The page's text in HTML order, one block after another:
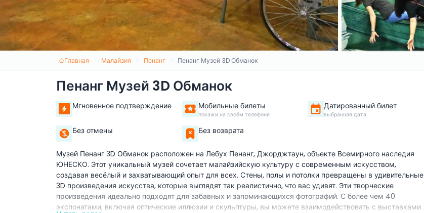
Главная Малайзия Пенанг Пенанг Музей 3D Обманок
Пенанг Музей 3D Обманок
Мгновенное подтверждение Мобильные билеты
покажи на своём телефоне
Датированный билет
выбранная дата
Без отмены Без возврата
Музей Пенанг 3D Обманок расположен на Лебух Пенанг, Джорджтаун, объекте Всемирного наследия
ЮНЕСКО. Этот уникальный музей сочетает малайзийскую культуру с современным искусством,
создавая весёлый и захватывающий опыт для всех. Стены, полы и потолки превращены в удивительные
3D произведения искусства, которые выглядят так реалистично, что вас удивят. Эти творческие
произведения идеально подходят для забавных и запоминающихся фотографий. С более чем 40
экспонатами, включая оптические иллюзии и скульптуры, вы можете взаимодействовать с выставками